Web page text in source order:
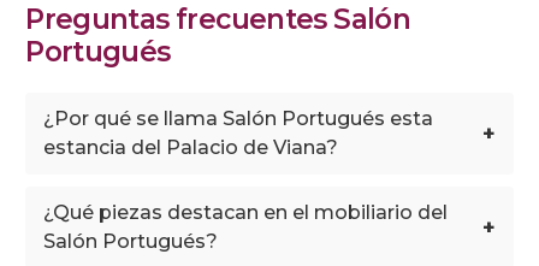
Preguntas frecuentes Salón
Portugués
¿Por qué se llama Salón Portugués esta
estancia del Palacio de Viana?
+
¿Qué piezas destacan en el mobiliario del
Salón Portugués?
+